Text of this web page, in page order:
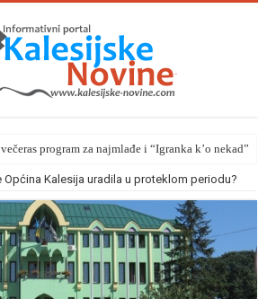
program za najmlađe i “Igranka k’o nekad”
Općina Kalesija uradila u proteklom periodu?